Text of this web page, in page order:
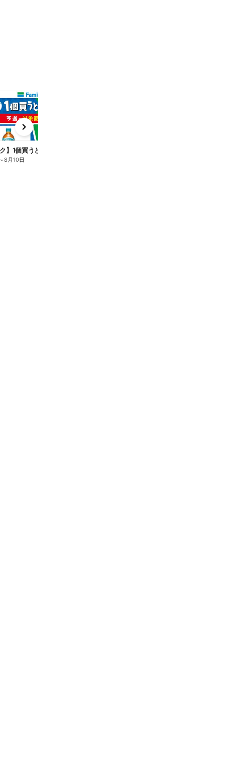
ク】1個買うと1個もらえる/麦茶
～8月10日
e
x
t